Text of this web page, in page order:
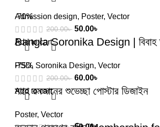
Admission design, Poster, Vector
200.00৳ 50.00৳
Add to cart
-70%
Bangla Soronika Design | বিবাহ
PSD, Soronika Design, Vector
200.00৳ 60.00৳
Add to cart
-75%
মাহে রমজানের শুভেচ্ছা পোস্টার ডিজাইন
Poster, Vector